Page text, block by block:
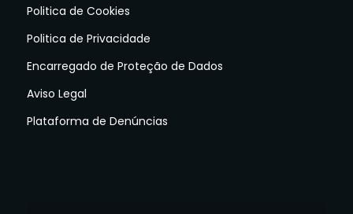
Politica de Cookies
Politica de Privacidade
Encarregado de Proteção de Dados
Aviso Legal
Plataforma de Denúncias